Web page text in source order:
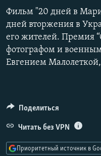
Все сайты РСЕ/РС
720p
Фильм "20 дней в
дней вторжения в
его жителей. Премия
фотографом и
Евгением
Поделиться
Читать без VPN
Приоритетный источник в